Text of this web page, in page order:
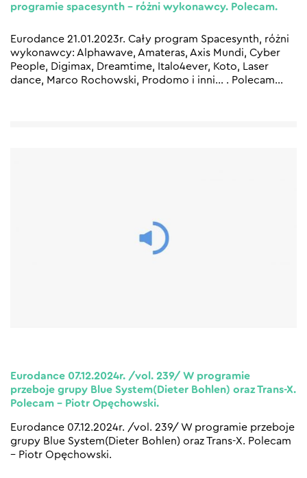
programie spacesynth – różni wykonawcy. Polecam.
Eurodance 21.01.2023r. Cały program Spacesynth, różni
wykonawcy: Alphawave, Amateras, Axis Mundi, Cyber
People, Digimax, Dreamtime, Italo4ever, Koto, Laser
dance, Marco Rochowski, Prodomo i inni… . Polecam…
Eurodance 07.12.2024r. /vol. 239/ W programie
przeboje grupy Blue System(Dieter Bohlen) oraz Trans-X.
Polecam – Piotr Opęchowski.
Eurodance 07.12.2024r. /vol. 239/ W programie przeboje
grupy Blue System(Dieter Bohlen) oraz Trans-X. Polecam
– Piotr Opęchowski.